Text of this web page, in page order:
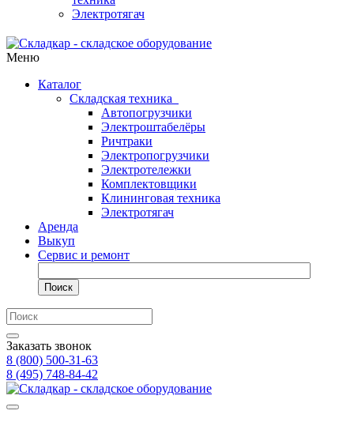
Электротягач
Меню
Каталог
Складская техника
Автопогрузчики
Электроштабелёры
Ричтраки
Электропогрузчики
Электротележки
Комплектовщики
Клининговая техника
Электротягач
Аренда
Выкуп
Сервис и ремонт
Поиск
Заказать звонок
8 (800) 500-31-63
8 (495) 748-84-42